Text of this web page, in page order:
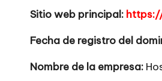
o
s
d
Sitio web principal:
Fecha de registro del
Nombre de la empresa: